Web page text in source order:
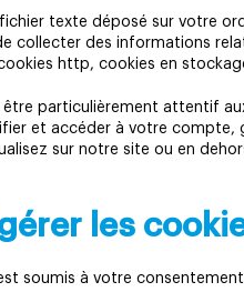
texte déposé sur votre
collecter des informations
http, cookies en
particulièrement attentif
et accéder à votre compte,
sur notre site ou en
les
soumis à votre